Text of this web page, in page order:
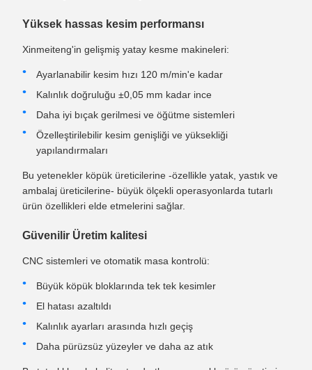
Yüksek hassas kesim performansı
Xinmeiteng'in gelişmiş yatay kesme makineleri:
Ayarlanabilir kesim hızı 120 m/min'e kadar
Kalınlık doğruluğu ±0,05 mm kadar ince
Daha iyi bıçak gerilmesi ve öğütme sistemleri
Özelleştirilebilir kesim genişliği ve yüksekliği
yapılandırmaları
Bu yetenekler köpük üreticilerine -özellikle yatak, yastık ve
ambalaj üreticilerine- büyük ölçekli operasyonlarda tutarlı
ürün özellikleri elde etmelerini sağlar.
Güvenilir Üretim kalitesi
CNC sistemleri ve otomatik masa kontrolü:
Büyük köpük bloklarında tek tek kesimler
El hatası azaltıldı
Kalınlık ayarları arasında hızlı geçiş
Daha pürüzsüz yüzeyler ve daha az atık